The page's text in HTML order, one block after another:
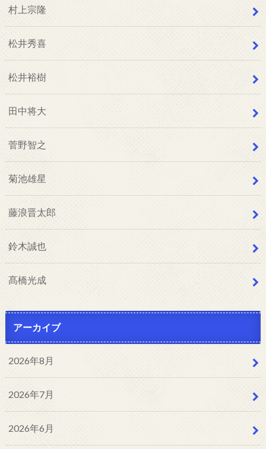
村上宗隆
松井秀喜
松井裕樹
田中将大
菅野智之
菊池雄星
藤浪晋太郎
鈴木誠也
髙橋光成
アーカイブ
2026年8月
2026年7月
2026年6月